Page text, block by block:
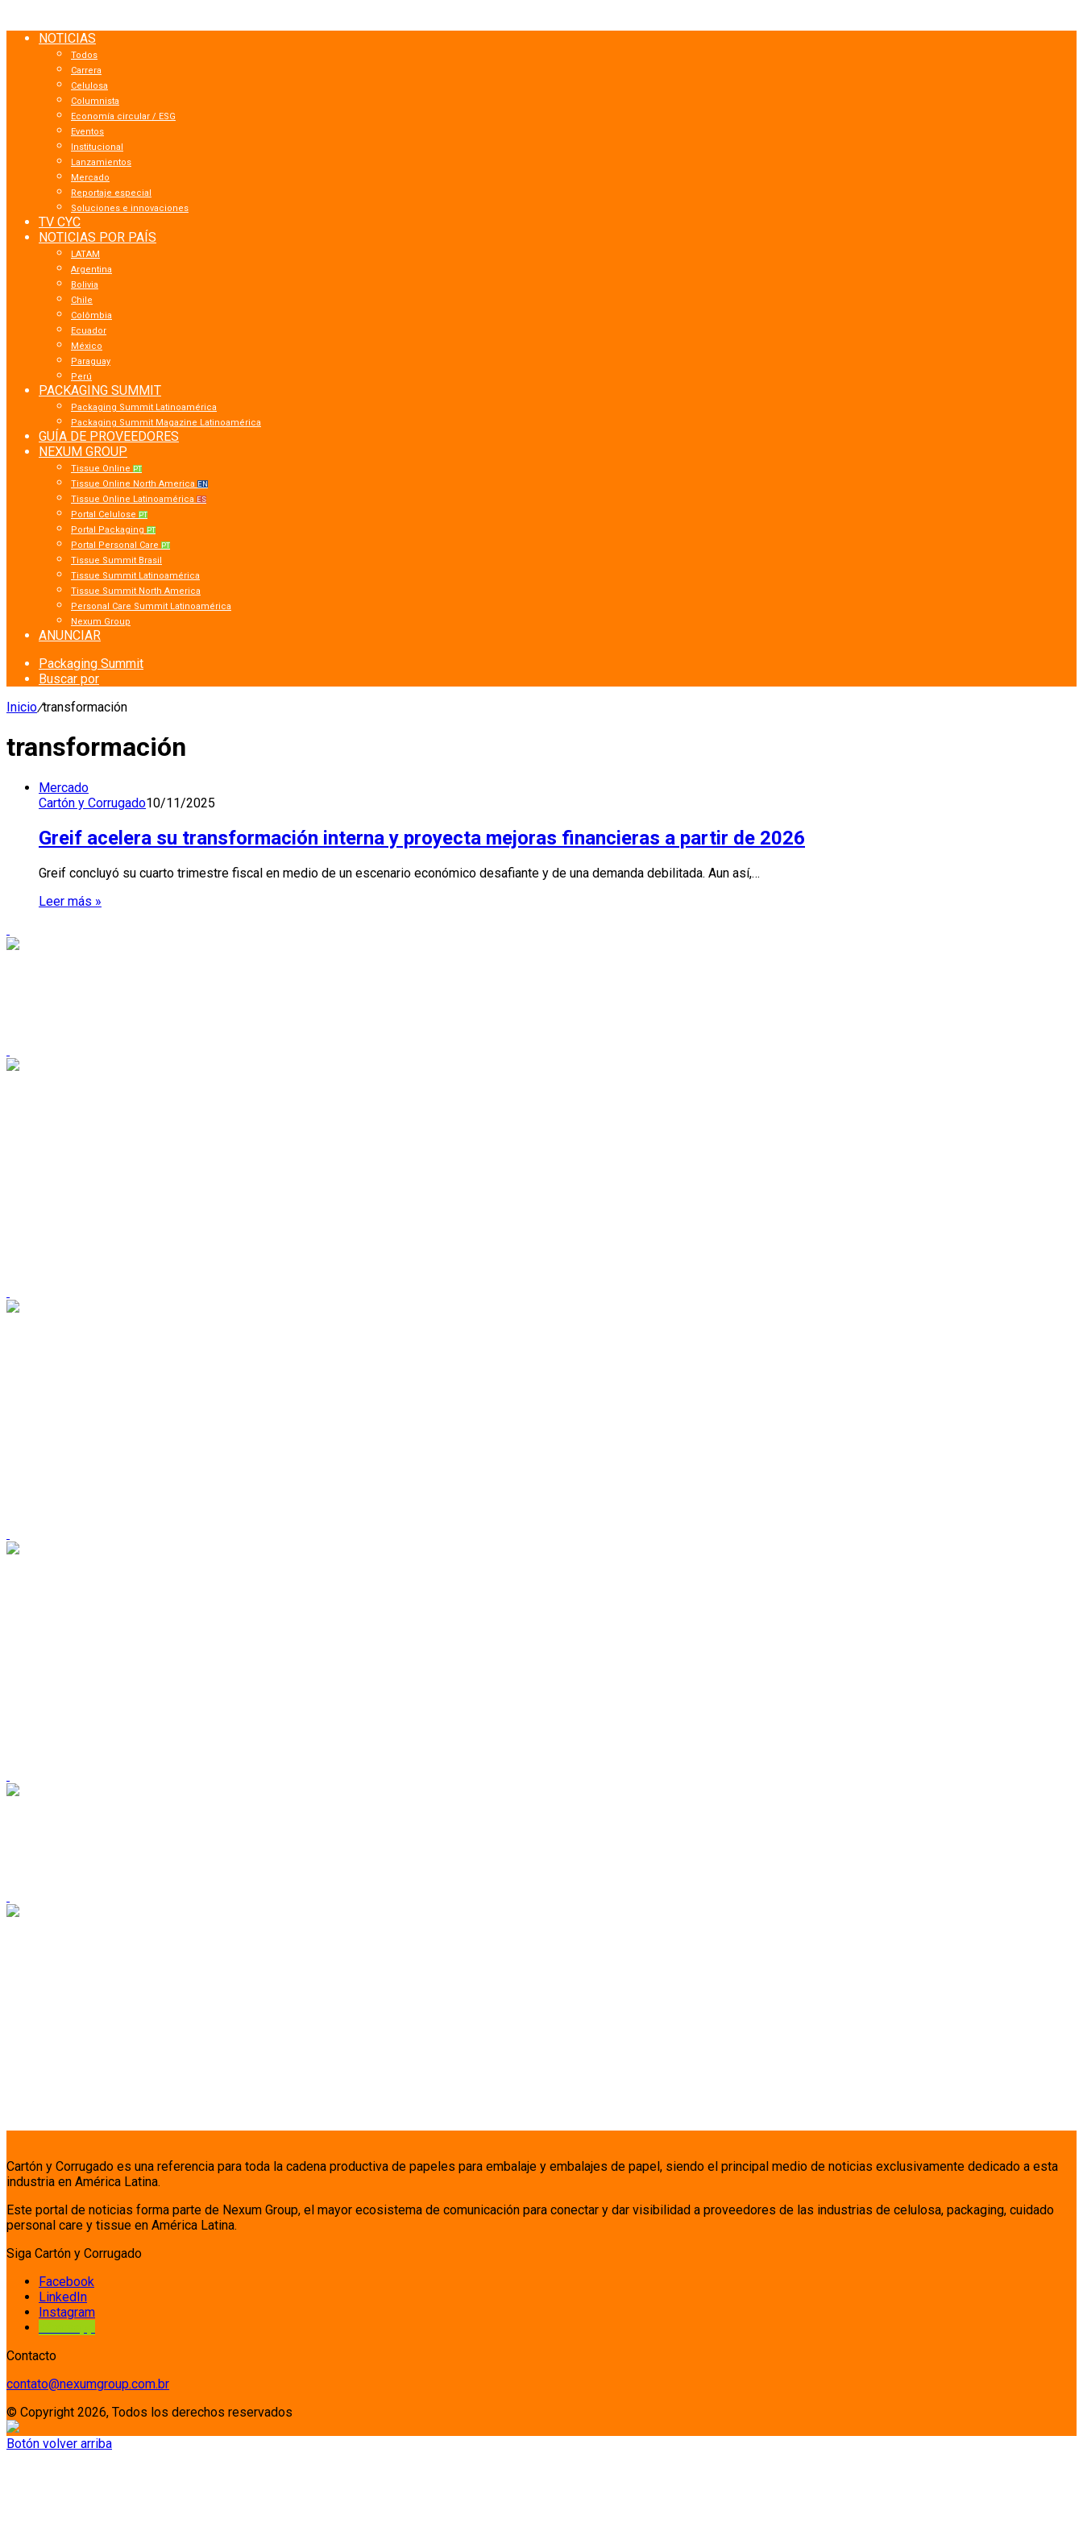
NOTICIAS
Todos
Carrera
Celulosa
Columnista
Economía circular / ESG
Eventos
Institucional
Lanzamientos
Mercado
Reportaje especial
Soluciones e innovaciones
TV CYC
NOTICIAS POR PAÍS
LATAM
Argentina
Bolivia
Chile
Colômbia
Ecuador
México
Paraguay
Perú
PACKAGING SUMMIT
Packaging Summit Latinoamérica
Packaging Summit Magazine Latinoamérica
GUÍA DE PROVEEDORES
NEXUM GROUP
Tissue Online PT
Tissue Online North America EN
Tissue Online Latinoamérica ES
Portal Celulose PT
Portal Packaging PT
Portal Personal Care PT
Tissue Summit Brasil
Tissue Summit Latinoamérica
Tissue Summit North America
Personal Care Summit Latinoamérica
Nexum Group
ANUNCIAR
Packaging Summit
Buscar por
Inicio/transformación
transformación
Mercado
Cartón y Corrugado10/11/2025
Greif acelera su transformación interna y proyecta mejoras financieras a partir de 2026
Greif concluyó su cuarto trimestre fiscal en medio de un escenario económico desafiante y de una demanda debilitada. Aun así,…
Leer más »
Cartón y Corrugado es una referencia para toda la cadena productiva de papeles para embalaje y embalajes de papel, siendo el principal medio de noticias exclusivamente dedicado a esta
industria en América Latina.
Este portal de noticias forma parte de Nexum Group, el mayor ecosistema de comunicación para conectar y dar visibilidad a proveedores de las industrias de celulosa, packaging, cuidado
personal care y tissue en América Latina.
Siga Cartón y Corrugado
Facebook
LinkedIn
Instagram
Contacto
contato@nexumgroup.com.br
© Copyright 2026, Todos los derechos reservados
Botón volver arriba